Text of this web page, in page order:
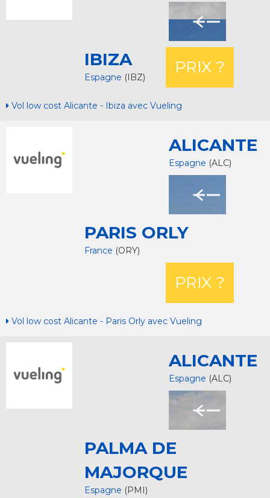
IBIZA
Espagne (IBZ)
PRIX ?
Vol low cost Alicante - Ibiza avec Vueling
ALICANTE
Espagne (ALC)
PARIS ORLY
France (ORY)
PRIX ?
Vol low cost Alicante - Paris Orly avec Vueling
ALICANTE
Espagne (ALC)
PALMA DE
MAJORQUE
Espagne (PMI)